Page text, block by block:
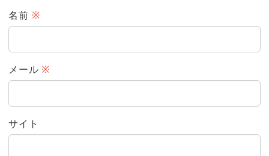
名前 ※
メール ※
サイト